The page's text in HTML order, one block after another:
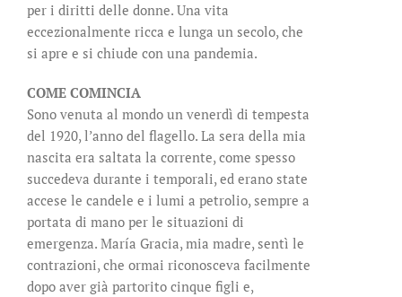
per i diritti delle donne. Una vita
eccezionalmente ricca e lunga un secolo, che
si apre e si chiude con una pandemia.
COME COMINCIA
Sono venuta al mondo un venerdì di tempesta
del 1920, l’anno del flagello. La sera della mia
nascita era saltata la corrente, come spesso
succedeva durante i temporali, ed erano state
accese le candele e i lumi a petrolio, sempre a
portata di mano per le situazioni di
emergenza. María Gracia, mia madre, sentì le
contrazioni, che ormai riconosceva facilmente
dopo aver già partorito cinque figli e,